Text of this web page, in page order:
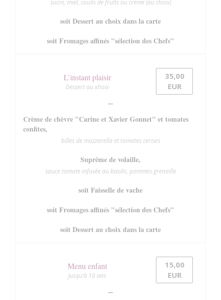
sucre, miel, coulis de fruîts ou crème (au choix)
soit Dessert au choix dans la carte
soit Fromages affinés "sélection des Chefs"
L’instant plaisir
Dessert au xhoix
35,00
EUR
Crème de chèvre "Carine et Xavier Gonnet" et tomates
confites,
billes de mozzarella et tomates cerises
Suprême de volaille,
sauce tomate infusée au basilic, pommes grenaille
soit Faisselle de vache
soit Fromages affinés "sélection des Chefs"
soit Dessert au choix dans la carte
Menu enfant
Jusqu’à 10 ans
15,00
EUR